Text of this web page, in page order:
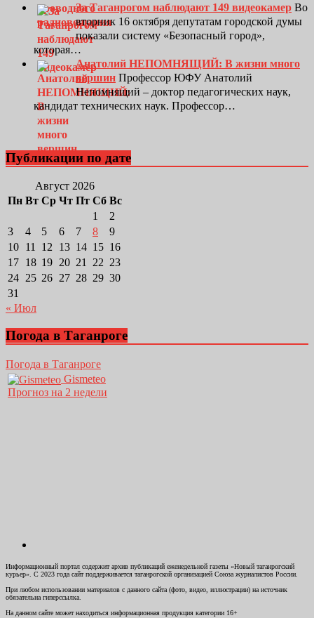
За Таганрогом наблюдают 149 видеокамер Во
вторник 16 октября депутатам городской думы
показали систему «Безопасный город»,
которая…
Анатолий НЕПОМНЯЩИЙ: В жизни много
вершин Профессор ЮФУ Анатолий
Непомнящий – доктор педагогических наук,
кандидат технических наук. Профессор…
Публикации по дате
Август 2026
Пн Вт Ср Чт Пт Сб Вс
1
2
3
4 5 6 7 8
9
10 11 12 13 14 15 16
17 18 19 20 21 22 23
24 25 26 27 28 29 30
31
« Июл
Погода в Таганроге
Погода в Таганроге
Gismeteo
Прогноз на 2 недели
Информационный портал содержит архив публикаций еженедельной газеты «Новый таганрогский
курьер». С 2023 года сайт поддерживается таганрогской организацией Союза журналистов России.
При любом использовании материалов с данного сайта (фото, видео, иллюстрации) на источник
обязательна гиперссылка.
На данном сайте может находиться информационная продукция категории 16+